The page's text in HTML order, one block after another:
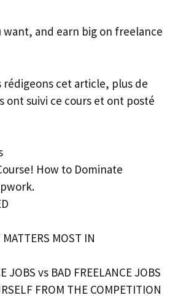
want, and earn big on freelance
rédigeons cet article, plus de
ont suivi ce cours et ont posté
How to Dominate
MOST IN
JOBS vs BAD FREELANCE JOBS
FROM THE COMPETITION